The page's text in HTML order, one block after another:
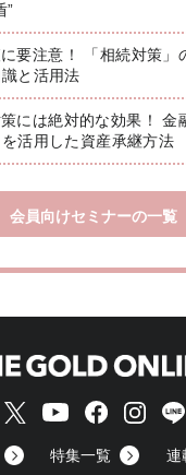
”
要注意！ 「相続対策」
と活用法
には絶対的な効果！ 金
活用した資産承継方法
会員向けセミナーの一覧
特集一覧 連